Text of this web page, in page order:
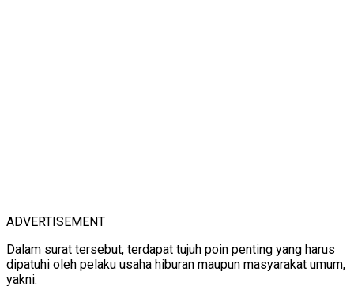
ADVERTISEMENT
Dalam surat tersebut, terdapat tujuh poin penting yang harus
dipatuhi oleh pelaku usaha hiburan maupun masyarakat umum,
yakni: